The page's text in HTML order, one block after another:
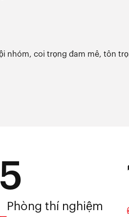
nhóm, coi trọng đam mê, tôn
5
Phòng thí nghiệm